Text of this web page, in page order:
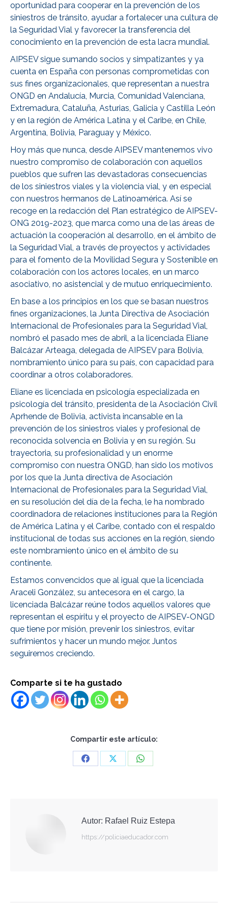
oportunidad para cooperar en la prevención de los
siniestros de tránsito, ayudar a fortalecer una cultura de
la Seguridad Vial y favorecer la transferencia del
conocimiento en la prevención de esta lacra mundial.
AIPSEV sigue sumando socios y simpatizantes y ya
cuenta en España con personas comprometidas con
sus fines organizacionales, que representan a nuestra
ONGD en Andalucía, Murcia, Comunidad Valenciana,
Extremadura, Cataluña, Asturias, Galicia y Castilla León
y en la región de América Latina y el Caribe, en Chile,
Argentina, Bolivia, Paraguay y México.
Hoy más que nunca, desde AIPSEV mantenemos vivo
nuestro compromiso de colaboración con aquellos
pueblos que sufren las devastadoras consecuencias
de los siniestros viales y la violencia vial, y en especial
con nuestros hermanos de Latinoamérica. Así se
recoge en la redacción del Plan estratégico de AIPSEV-
ONG 2019-2023, que marca como una de las áreas de
actuación la cooperación al desarrollo, en el ámbito de
la Seguridad Vial, a través de proyectos y actividades
para el fomento de la Movilidad Segura y Sostenible en
colaboración con los actores locales, en un marco
asociativo, no asistencial y de mutuo enriquecimiento.
En base a los principios en los que se basan nuestros
fines organizaciones, la Junta Directiva de Asociación
Internacional de Profesionales para la Seguridad Vial,
nombró el pasado mes de abril, a la licenciada Eliane
Balcázar Arteaga, delegada de AIPSEV para Bolivia,
nombramiento único para su país, con capacidad para
coordinar a otros colaboradores.
Eliane es licenciada en psicología especializada en
psicología del tránsito, presidenta de la Asociación Civil
Aprhende de Bolivia, activista incansable en la
prevención de los siniestros viales y profesional de
reconocida solvencia en Bolivia y en su región. Su
trayectoria, su profesionalidad y un enorme
compromiso con nuestra ONGD, han sido los motivos
por los que la Junta directiva de Asociación
Internacional de Profesionales para la Seguridad Vial,
en su resolución del día de la fecha, le ha nombrado
coordinadora de relaciones instituciones para la Región
de América Latina y el Caribe, contado con el respaldo
institucional de todas sus acciones en la región, siendo
este nombramiento único en el ámbito de su
continente.
Estamos convencidos que al igual que la licenciada
Araceli González, su antecesora en el cargo, la
licenciada Balcázar reúne todos aquellos valores que
representan el espíritu y el proyecto de AIPSEV-ONGD
que tiene por misión, prevenir los siniestros, evitar
sufrimientos y hacer un mundo mejor. Juntos
seguiremos creciendo.
Comparte si te ha gustado
Compartir este artículo:
Share
Share
Share
Autor: Rafael Ruiz Estepa
https://policiaeducador.com